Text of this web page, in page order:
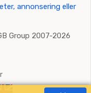
annonsering eller
Group 2007-2026